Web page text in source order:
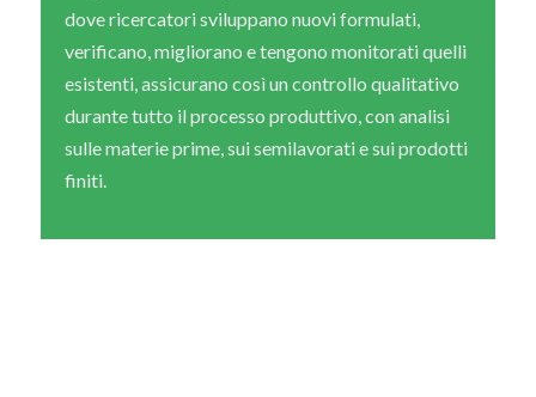
dove ricercatori sviluppano nuovi formulati,
verificano, migliorano e tengono monitorati quelli
esistenti, assicurano così un controllo qualitativo
durante tutto il processo produttivo, con analisi
sulle materie prime, sui semilavorati e sui prodotti
finiti.